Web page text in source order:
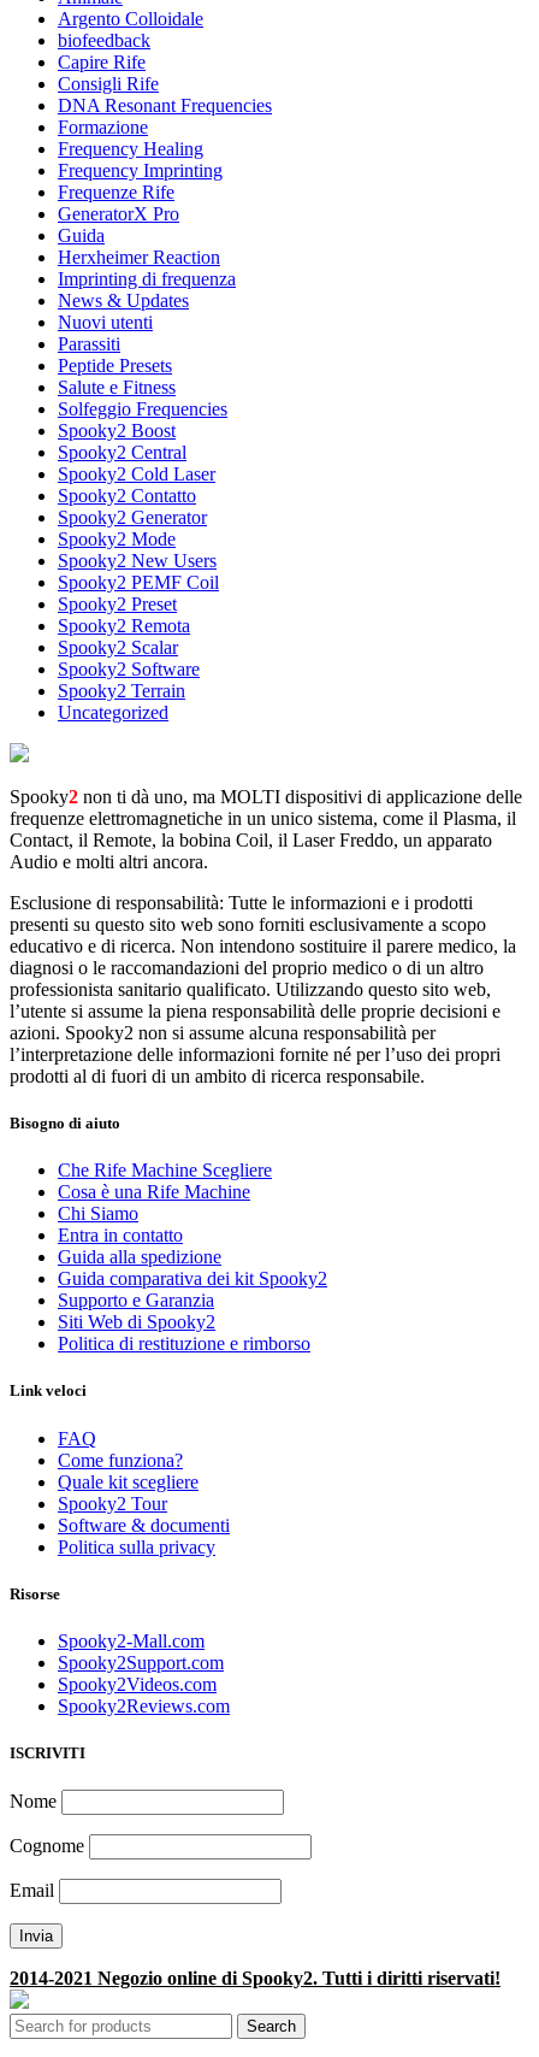
Argento Colloidale
biofeedback
Capire Rife
Consigli Rife
DNA Resonant Frequencies
Formazione
Frequency Healing
Frequency Imprinting
Frequenze Rife
GeneratorX Pro
Guida
Herxheimer Reaction
Imprinting di frequenza
News & Updates
Nuovi utenti
Parassiti
Peptide Presets
Salute e Fitness
Solfeggio Frequencies
Spooky2 Boost
Spooky2 Central
Spooky2 Cold Laser
Spooky2 Contatto
Spooky2 Generator
Spooky2 Mode
Spooky2 New Users
Spooky2 PEMF Coil
Spooky2 Preset
Spooky2 Remota
Spooky2 Scalar
Spooky2 Software
Spooky2 Terrain
Uncategorized
Spooky2 non ti dà uno, ma MOLTI dispositivi di applicazione delle
frequenze elettromagnetiche in un unico sistema, come il Plasma, il
Contact, il Remote, la bobina Coil, il Laser Freddo, un apparato
Audio e molti altri ancora.
Esclusione di responsabilità: Tutte le informazioni e i prodotti
presenti su questo sito web sono forniti esclusivamente a scopo
educativo e di ricerca. Non intendono sostituire il parere medico, la
diagnosi o le raccomandazioni del proprio medico o di un altro
professionista sanitario qualificato. Utilizzando questo sito web,
l’utente si assume la piena responsabilità delle proprie decisioni e
azioni. Spooky2 non si assume alcuna responsabilità per
l’interpretazione delle informazioni fornite né per l’uso dei propri
prodotti al di fuori di un ambito di ricerca responsabile.
Bisogno di aiuto
Che Rife Machine Scegliere
Cosa è una Rife Machine
Chi Siamo
Entra in contatto
Guida alla spedizione
Guida comparativa dei kit Spooky2
Supporto e Garanzia
Siti Web di Spooky2
Politica di restituzione e rimborso
Link veloci
FAQ
Come funziona?
Quale kit scegliere
Spooky2 Tour
Software & documenti
Politica sulla privacy
Risorse
Spooky2-Mall.com
Spooky2Support.com
Spooky2Videos.com
Spooky2Reviews.com
ISCRIVITI
Nome
Cognome
Email
2014-2021 Negozio online di Spooky2. Tutti i diritti riservati!
Search